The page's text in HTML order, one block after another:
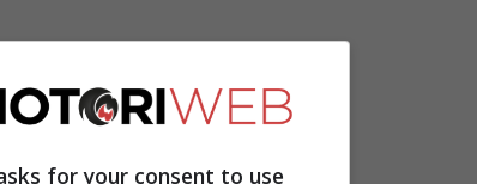
for your consent to use